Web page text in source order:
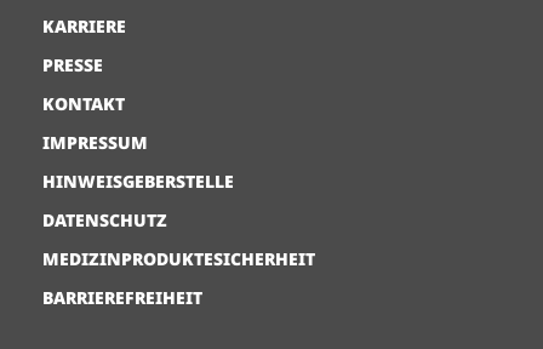
KARRIERE
PRESSE
KONTAKT
IMPRESSUM
HINWEISGEBERSTELLE
DATENSCHUTZ
MEDIZINPRODUKTESICHERHEIT
BARRIEREFREIHEIT